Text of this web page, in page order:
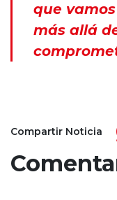
que
más allá
Compartir Noticia